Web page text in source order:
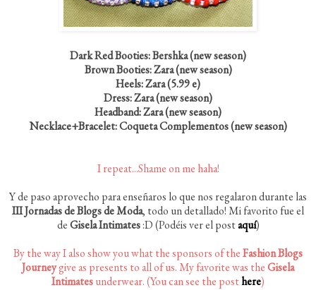
Dark Red Booties: Bershka (new season)
Brown Booties: Zara (new season)
Heels: Zara (5.99 e)
Dress: Zara (new season)
Headband: Zara (new season)
Necklace+Bracelet: Coqueta Complementos (new season)
I repeat...Shame on me haha!
Y de paso aprovecho para enseñaros lo que nos regalaron durante las
III Jornadas de Blogs de Moda, todo un detallado! Mi favorito fue el
deGisela Intimates:D (Podéis ver el postaquí)
By the way I also show you what the sponsors of theFashion Blogs
Journeygive as presents to all of us. My favorite was theGisela
Intimatesunderwear. (You can see the posthere)